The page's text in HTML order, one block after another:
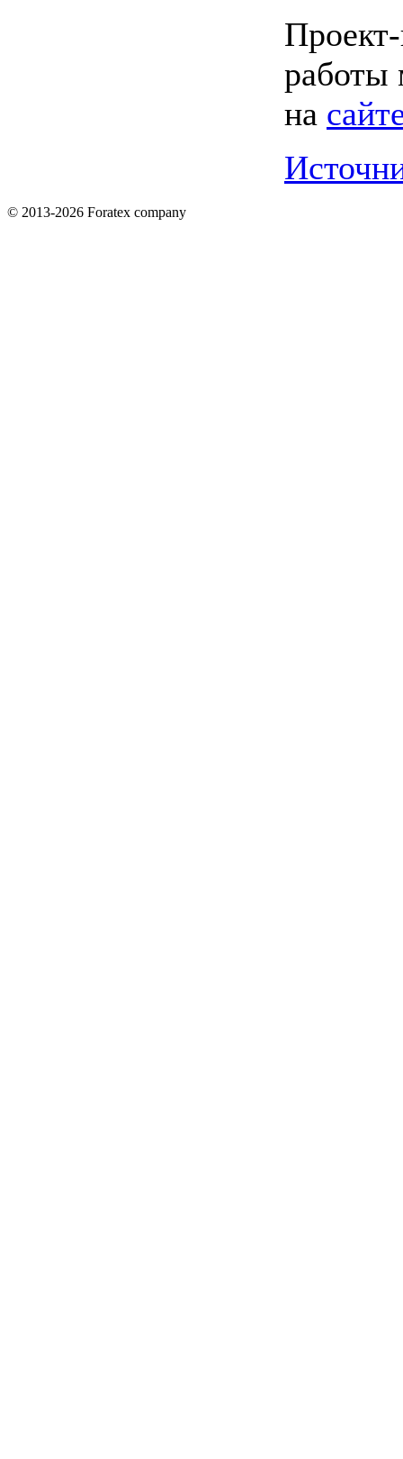
работы
на
© 2013-2026 Foratex company